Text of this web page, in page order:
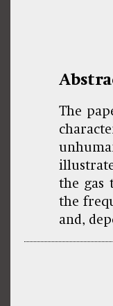
The
the gas
the
and,